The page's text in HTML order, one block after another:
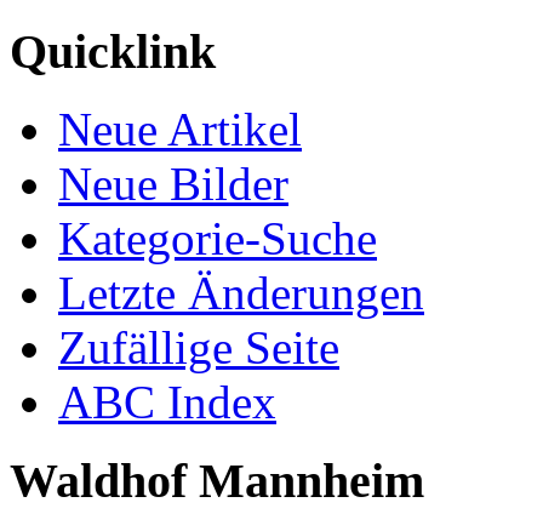
Quicklink
Neue Artikel
Neue Bilder
Kategorie-Suche
Letzte Änderungen
Zufällige Seite
ABC Index
Waldhof Mannheim